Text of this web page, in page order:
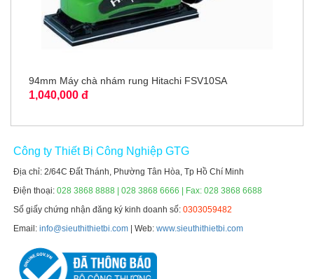
94mm Máy chà nhám rung Hitachi FSV10SA
1,040,000 đ
Công ty Thiết Bị Công Nghiệp GTG
Địa chỉ: 2/64C Đất Thánh, Phường Tân Hòa, Tp Hồ Chí Minh
Điện thoại:028 3868 8888 | 028 3868 6666 | Fax: 028 3868 6688
Số giấy chứng nhận đăng ký kinh doanh số:0303059482
Email:info@sieuthithietbi.com | Web:www.sieuthithietbi.com